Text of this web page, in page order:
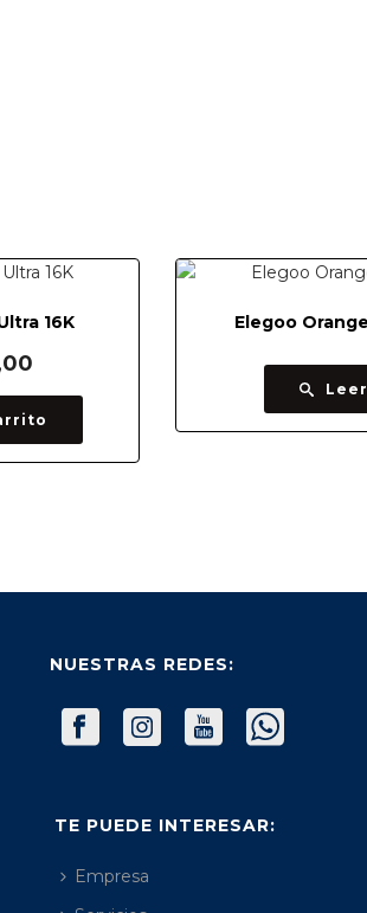
16K Elegoo
NUESTRAS REDES:
TE PUEDE INTERESAR:
Empresa